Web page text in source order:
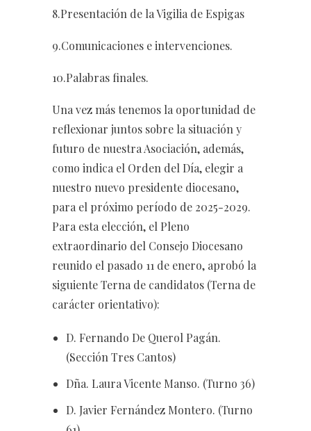
8.Presentación de la Vigilia de Espigas
9.Comunicaciones e intervenciones.
10.Palabras finales.
Una vez más tenemos la oportunidad de
reflexionar juntos sobre la situación y
futuro de nuestra Asociación, además,
como indica el Orden del Día, elegir a
nuestro nuevo presidente diocesano,
para el próximo período de 2025-2029.
Para esta elección, el Pleno
extraordinario del Consejo Diocesano
reunido el pasado 11 de enero, aprobó la
siguiente Terna de candidatos (Terna de
carácter orientativo):
D. Fernando De Querol Pagán.
(Sección Tres Cantos)
Dña. Laura Vicente Manso. (Turno 36)
D. Javier Fernández Montero. (Turno